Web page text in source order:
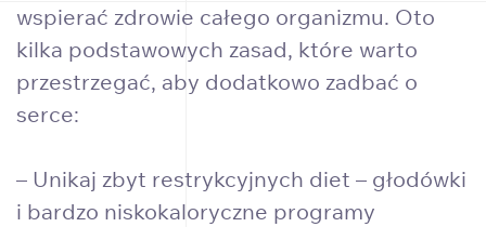
wspierać zdrowie całego organizmu. Oto
kilka podstawowych zasad, które warto
przestrzegać, aby dodatkowo zadbać o
serce:
– Unikaj zbyt restrykcyjnych diet – głodówki
i bardzo niskokaloryczne programy